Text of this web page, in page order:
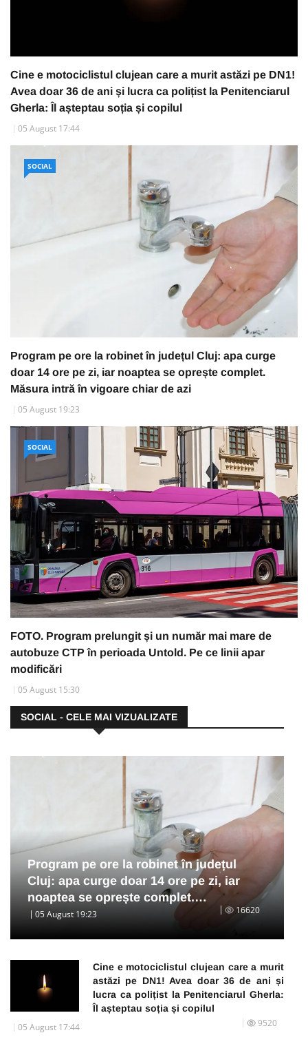
Cine e motociclistul clujean care a murit astăzi pe DN1!
Avea doar 36 de ani și lucra ca polițist la Penitenciarul
Gherla: Îl așteptau soția și copilul
05 August 17:44
SOCIAL
Program pe ore la robinet în județul Cluj: apa curge
doar 14 ore pe zi, iar noaptea se oprește complet.
Măsura intră în vigoare chiar de azi
05 August 19:23
SOCIAL
FOTO. Program prelungit și un număr mai mare de
autobuze CTP în perioada Untold. Pe ce linii apar
modificări
05 August 15:30
SOCIAL - CELE MAI VIZUALIZATE
Program pe ore la robinet în județul
Cluj: apa curge doar 14 ore pe zi, iar
noaptea se oprește complet.…
05 August 19:23 16620
Cine e motociclistul clujean care a murit
astăzi pe DN1! Avea doar 36 de ani și
lucra ca polițist la Penitenciarul Gherla:
Îl așteptau soția și copilul
05 August 17:44 9520